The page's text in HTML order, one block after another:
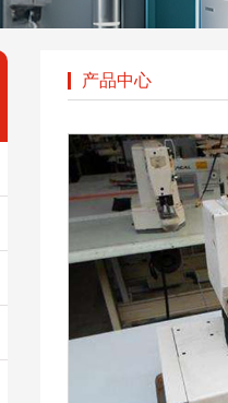
产品中心